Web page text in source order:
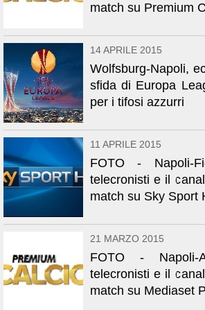
match su Premium
14 APRILE 2015
Wolfsburg-Napoli,
sfida di Europa
per i tifosi azzurri
11 APRILE 2015
FOTO - Napoli-
telecronisti e il
match su Sky Sport
21 MARZO 2015
FOTO - Napoli-
telecronisti e il
match su Mediaset